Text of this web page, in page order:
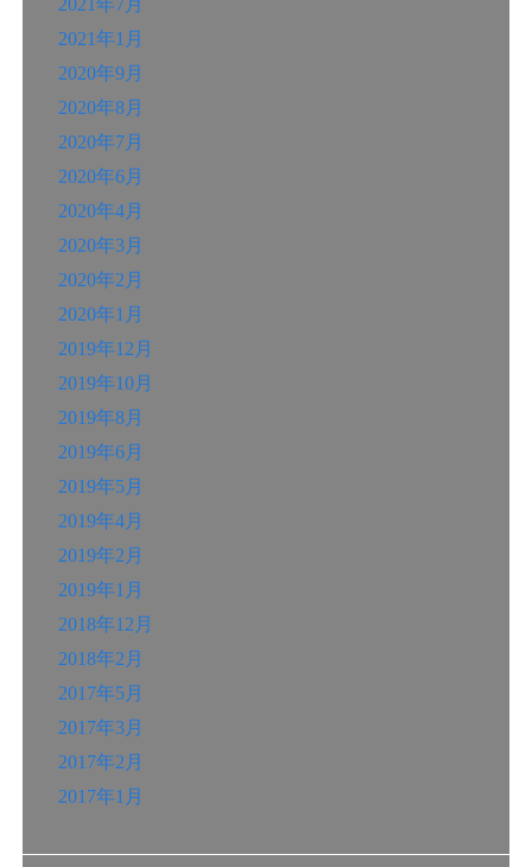
2021年7月
2021年1月
2020年9月
2020年8月
2020年7月
2020年6月
2020年4月
2020年3月
2020年2月
2020年1月
2019年12月
2019年10月
2019年8月
2019年6月
2019年5月
2019年4月
2019年2月
2019年1月
2018年12月
2018年2月
2017年5月
2017年3月
2017年2月
2017年1月